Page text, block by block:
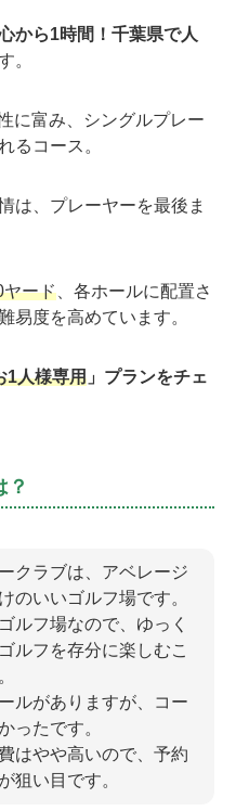
から1時間！千葉県で人
。
に富み、シングルプレー
るコース。
は、プレーヤーを最後ま
ヤード 、各ホールに配置さ
易度を高めています。
1人様専用 」プランをチェ
？
クラブは、アベレージ
のいいゴルフ場です。
ルフ場なので、ゆっく
ルフを存分に楽しむこ
ルがありますが、コー
ったです。
はやや高いので、予約
狙い目です。